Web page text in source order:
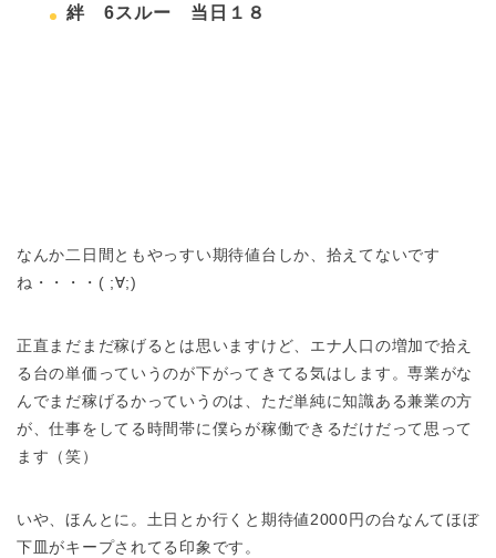
絆 6スルー 当日１８
なんか二日間ともやっすい期待値台しか、拾えてないです
ね・・・・( ;∀;)
正直まだまだ稼げるとは思いますけど、エナ人口の増加で拾え
る台の単価っていうのが下がってきてる気はします。専業がな
んでまだ稼げるかっていうのは、ただ単純に知識ある兼業の方
が、仕事をしてる時間帯に僕らが稼働できるだけだって思って
ます（笑）
いや、ほんとに。土日とか行くと期待値2000円の台なんてほぼ
下皿がキープされてる印象です。